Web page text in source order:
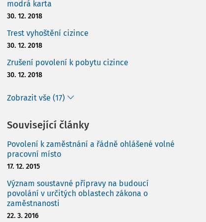
modrá karta
30. 12. 2018
Trest vyhoštění cizince
30. 12. 2018
Zrušení povolení k pobytu cizince
30. 12. 2018
Zobrazit vše (17)
Související články
Povolení k zaměstnání a řádně ohlášené volné
pracovní místo
17. 12. 2015
Význam soustavné přípravy na budoucí
povolání v určitých oblastech zákona o
zaměstnanosti
22. 3. 2016